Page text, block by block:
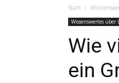
Start
Wissenswertes über
Wie
ein